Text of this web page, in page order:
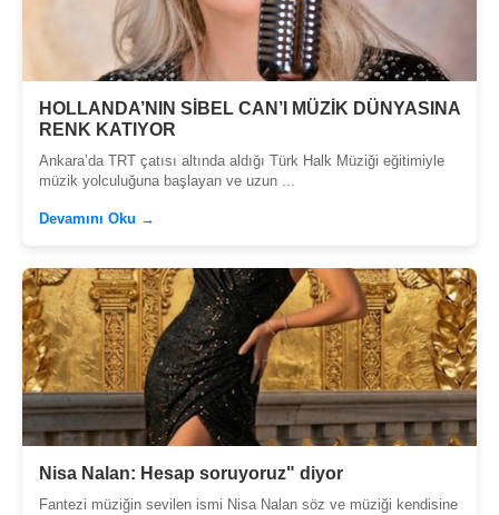
HOLLANDA’NIN SİBEL CAN’I MÜZİK DÜNYASINA
RENK KATIYOR
Ankara’da TRT çatısı altında aldığı Türk Halk Müziği eğitimiyle
müzik yolculuğuna başlayan ve uzun ...
Devamını Oku →
Nisa Nalan: Hesap soruyoruz" diyor
Fantezi müziğin sevilen ismi Nisa Nalan söz ve müziği kendisine